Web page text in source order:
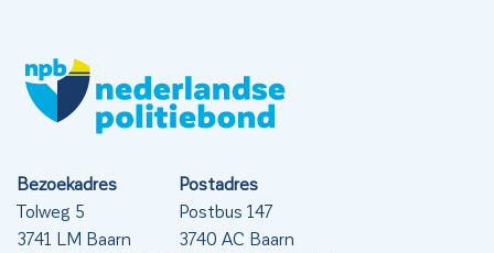
Bezoekadres
Tolweg 5
3741 LM Baarn
Postadres
Postbus 147
3740 AC Baarn